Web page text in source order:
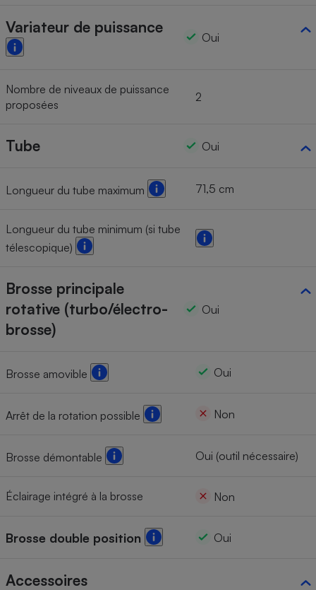
Variateur de puissance
Oui
Nombre de niveaux de puissance
proposées
2
Tube Oui
Longueur du tube maximum 71,5 cm
Longueur du tube minimum (si tube
télescopique)
Brosse principale
rotative (turbo/électro-
brosse)
Oui
Brosse amovible Oui
Arrêt de la rotation possible Non
Brosse démontable Oui (outil nécessaire)
Éclairage intégré à la brosse Non
Brosse double position Oui
Accessoires